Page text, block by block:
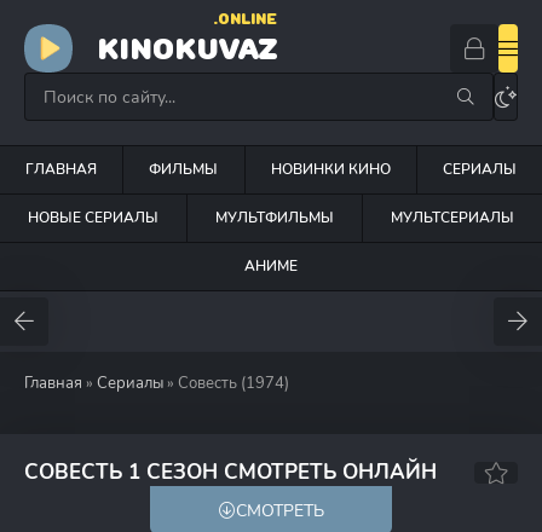
KINOKUVAZ
.ONLINE
ГЛАВНАЯ ФИЛЬМЫ НОВИНКИ КИНО СЕРИАЛЫ
НОВЫЕ СЕРИАЛЫ МУЛЬТФИЛЬМЫ МУЛЬТСЕРИАЛЫ
АНИМЕ
Главная » Сериалы » Совесть (1974)
СОВЕСТЬ 1 СЕЗОН СМОТРЕТЬ ОНЛАЙН
7.7
СМОТРЕТЬ